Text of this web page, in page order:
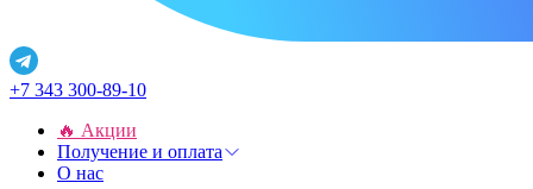
+7 343 300-89-10
🔥 Акции
Получение и оплата
О нас